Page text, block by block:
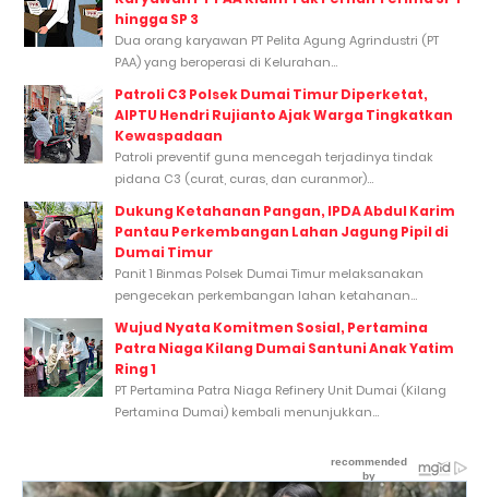
hingga SP 3
Dua orang karyawan PT Pelita Agung Agrindustri (PT
PAA) yang beroperasi di Kelurahan...
Patroli C3 Polsek Dumai Timur Diperketat,
AIPTU Hendri Rujianto Ajak Warga Tingkatkan
Kewaspadaan
Patroli preventif guna mencegah terjadinya tindak
pidana C3 (curat, curas, dan curanmor)...
Dukung Ketahanan Pangan, IPDA Abdul Karim
Pantau Perkembangan Lahan Jagung Pipil di
Dumai Timur
Panit 1 Binmas Polsek Dumai Timur melaksanakan
pengecekan perkembangan lahan ketahanan...
Wujud Nyata Komitmen Sosial, Pertamina
Patra Niaga Kilang Dumai Santuni Anak Yatim
Ring 1
PT Pertamina Patra Niaga Refinery Unit Dumai (Kilang
Pertamina Dumai) kembali menunjukkan...